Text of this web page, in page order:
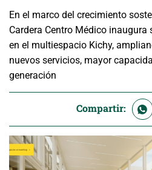
En el marco del crecimiento
Cardera Centro Médico
en el multiespacio Kichy,
nuevos servicios, mayor
generación
Compartir: